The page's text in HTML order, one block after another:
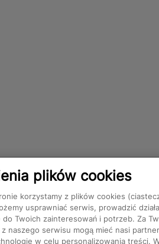
plików cookies
korzystamy z plików cookies
usprawniać serwis, prowadzić
do Twoich zainteresowań i potrzeb. Za
z naszego serwisu mogą mieć nasi
w celu personalizowania treści.